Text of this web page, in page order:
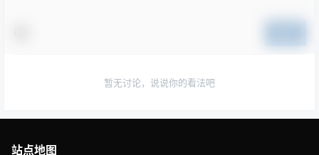
暂无讨论，说说你的看法吧
站点地图